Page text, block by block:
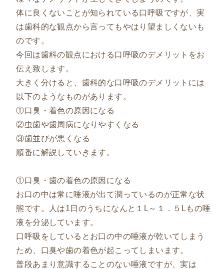
体に良くないことが知られている口呼吸ですが、実
は歯科的な観点から言ってもやはり望ましくないも
のです。
今回は歯科の観点における口呼吸のデメリットをお
伝え致します。
大きく分けると、歯科的な口呼吸のデメリットには
以下のようなものがあります。
①口臭・着色の原因になる
②虫歯や歯周病になりやすくなる
③歯並びが悪くなる
順番に解説していきます。
①口臭・歯の着色の原因になる
お口の中は常に唾液が出て潤っているのが正常な状
態です。人は1日のうちになんと１L～１．５Lもの唾
液を分泌しています。
口呼吸をしているとお口の中の唾液が乾いてしまう
ため、口臭や歯の着色が起こってしまいます。
普段あまり意識することのない唾液ですが、実は